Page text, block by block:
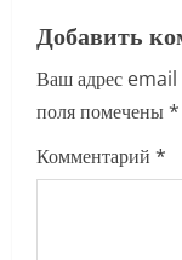
v
i
g
a
Добавить
Ваш адрес email
поля помечены*
Комментарий *